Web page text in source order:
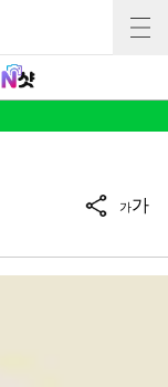
가가